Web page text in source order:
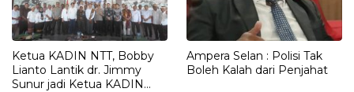
Ketua KADIN NTT, Bobby
Lianto Lantik dr. Jimmy
Sunur jadi Ketua KADIN
Ampera Selan : Polisi Tak
Boleh Kalah dari Penjahat